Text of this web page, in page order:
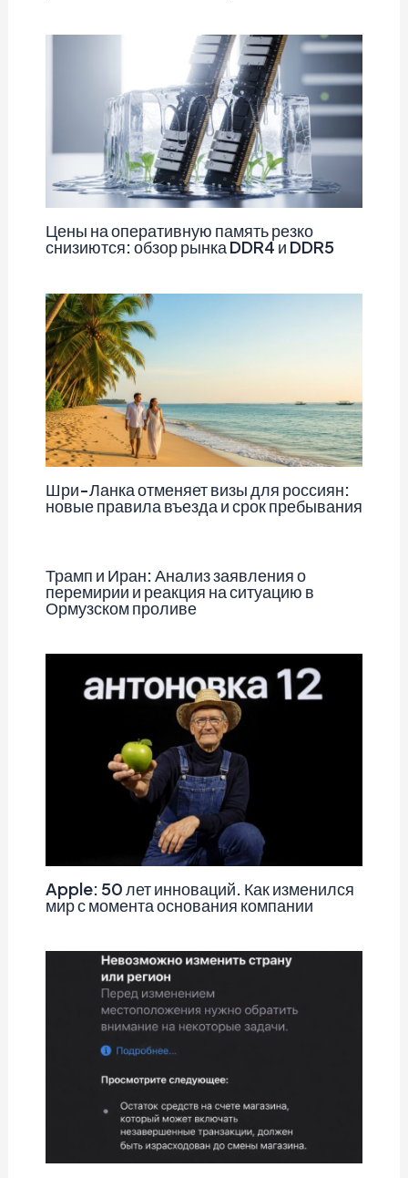
Цены на оперативную память резко
снизиются: обзор рынка DDR4 и DDR5
Шри-Ланка отменяет визы для россиян:
новые правила въезда и срок пребывания
Трамп и Иран: Анализ заявления о
перемирии и реакция на ситуацию в
Ормузском проливе
Apple: 50 лет инноваций. Как изменился
мир с момента основания компании